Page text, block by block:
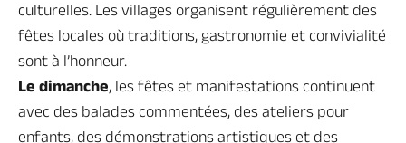
culturelles. Les villages organisent régulièrement des
fêtes locales où traditions, gastronomie et convivialité
sont à l’honneur.
Le dimanche, les fêtes et manifestations continuent
avec des balades commentées, des ateliers pour
enfants, des démonstrations artistiques et des